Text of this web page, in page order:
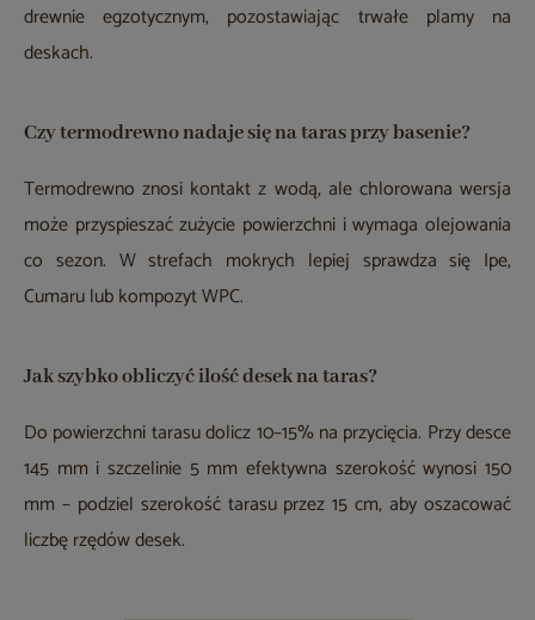
drewnie egzotycznym, pozostawiając trwałe plamy na
deskach.
Czy termodrewno nadaje się na taras przy basenie?
Termodrewno znosi kontakt z wodą, ale chlorowana wersja
może przyspieszać zużycie powierzchni i wymaga olejowania
co sezon. W strefach mokrych lepiej sprawdza się Ipe,
Cumaru lub kompozyt WPC.
Jak szybko obliczyć ilość desek na taras?
Do powierzchni tarasu dolicz 10–15% na przycięcia. Przy desce
145 mm i szczelinie 5 mm efektywna szerokość wynosi 150
mm – podziel szerokość tarasu przez 15 cm, aby oszacować
liczbę rzędów desek.